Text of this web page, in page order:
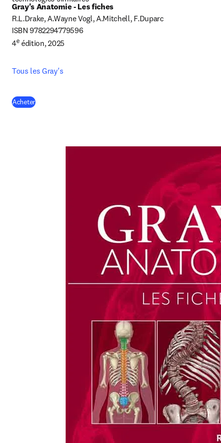
Gray's Anatomie - Les fiches
R.L.Drake, A.Wayne Vogl, A.Mitchell, F.Duparc
ISBN 9782294779596
4e édition, 2025
Tous les Gray's
Acheter(